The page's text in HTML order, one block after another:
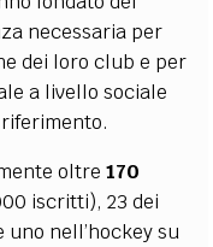
necessaria per
dei loro club e per
a livello sociale
oltre170
iscritti), 23 dei
nell’hockey su